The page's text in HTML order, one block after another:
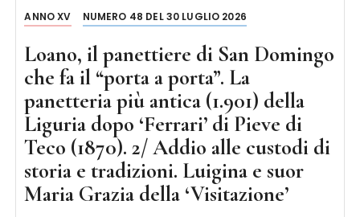
ANNO XV NUMERO 48 DEL 30 LUGLIO 2026
Loano, il panettiere di San Domingo
che fa il “porta a porta”. La
panetteria più antica (1.901) della
Liguria dopo ‘Ferrari’ di Pieve di
Teco (1870). 2/ Addio alle custodi di
storia e tradizioni. Luigina e suor
Maria Grazia della ‘Visitazione’